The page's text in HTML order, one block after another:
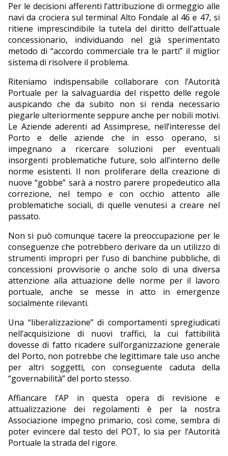
Per le decisioni afferenti l’attribuzione di ormeggio alle
navi da crociera sul terminal Alto Fondale al 46 e 47, si
ritiene imprescindibile la tutela del diritto dell’attuale
concessionario, individuando nel già sperimentato
metodo di “accordo commerciale tra le parti” il miglior
sistema di risolvere il problema.
Riteniamo indispensabile collaborare con l’Autorità
Portuale per la salvaguardia del rispetto delle regole
auspicando che da subito non si renda necessario
piegarle ulteriormente seppure anche per nobili motivi.
Le Aziende aderenti ad Assimprese, nell’interesse del
Porto e delle aziende che in esso operano, si
impegnano a ricercare soluzioni per eventuali
insorgenti problematiche future, solo all’interno delle
norme esistenti. Il non proliferare della creazione di
nuove “gobbe” sarà a nostro parere propedeutico alla
correzione, nel tempo e con occhio attento alle
problematiche sociali, di quelle venutesi a creare nel
passato.
Non si può comunque tacere la preoccupazione per le
conseguenze che potrebbero derivare da un utilizzo di
strumenti impropri per l’uso di banchine pubbliche, di
concessioni provvisorie o anche solo di una diversa
attenzione alla attuazione delle norme per il lavoro
portuale, anche se messe in atto in emergenze
socialmente rilevanti.
Una “liberalizzazione” di comportamenti spregiudicati
nell’acquisizione di nuovi traffici, la cui fattibilità
dovesse di fatto ricadere sull’organizzazione generale
del Porto, non potrebbe che legittimare tale uso anche
per altri soggetti, con conseguente caduta della
“governabilità” del porto stesso.
Affiancare l’AP in questa opera di revisione e
attualizzazione dei regolamenti è per la nostra
Associazione impegno primario, così come, sembra di
poter evincere dal testo del POT, lo sia per l’Autorità
Portuale la strada del rigore.